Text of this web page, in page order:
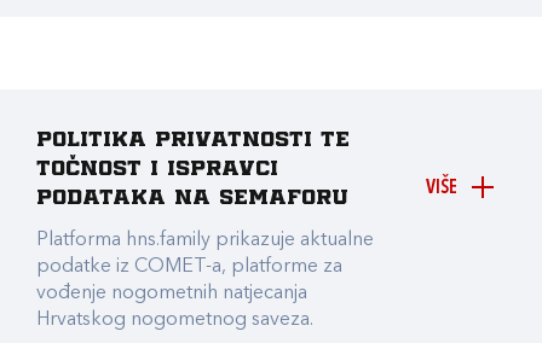
VIŠE
Politika privatnosti te
točnost i ispravci
podataka na Semaforu
Platforma hns.family prikazuje aktualne
podatke iz COMET-a, platforme za
vođenje nogometnih natjecanja
Hrvatskog nogometnog saveza.